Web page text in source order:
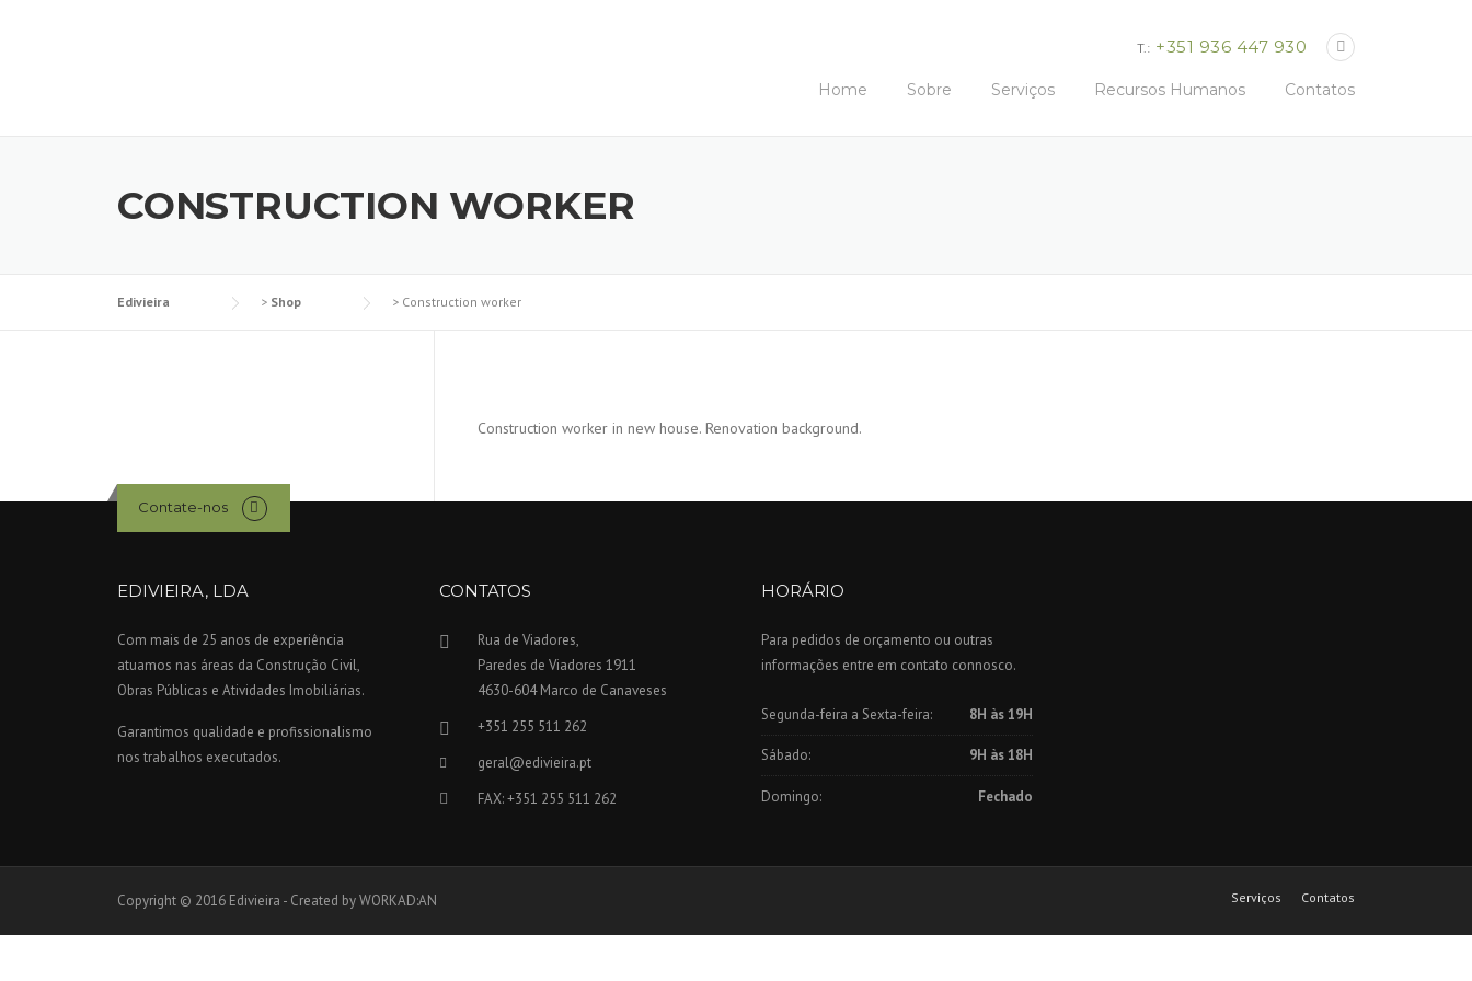
T.: +351 936 447 930
Home Sobre Serviços Recursos Humanos Contatos
CONSTRUCTION WORKER
Edivieira > Shop > Construction worker
Construction worker in new house. Renovation background.
Contate-nos
EDIVIEIRA, LDA
Com mais de 25 anos de experiência
atuamos nas áreas da Construção Civil,
Obras Públicas e Atividades Imobiliárias.
Garantimos qualidade e profissionalismo
nos trabalhos executados.
CONTATOS
Rua de Viadores,
Paredes de Viadores 1911
4630-604 Marco de Canaveses
+351 255 511 262
geral@edivieira.pt
FAX: +351 255 511 262
HORÁRIO
Para pedidos de orçamento ou outras
informações entre em contato connosco.
Segunda-feira a Sexta-feira: 8H às 19H
Sábado: 9H às 18H
Domingo: Fechado
Copyright © 2016 Edivieira - Created by WORKAD:AN Serviços Contatos